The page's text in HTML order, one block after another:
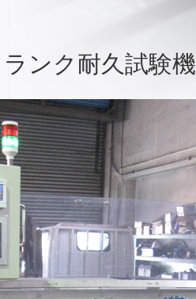
ンク耐久試験機